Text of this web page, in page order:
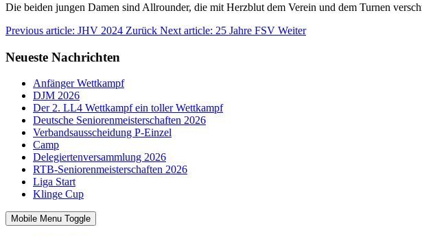
Die beiden jungen Damen sind Allrounder, die mit Herzblut dem Verein und dem Turnen
Previous article: JHV 2024 Zurück Next article: 25 Jahre FSV Weiter
Neueste Nachrichten
Anfänger Wettkampf
DJM 2026
Der 2. LL4 Wettkampf ein toller Wettkampf
Deutsche Seniorenmeisterschaften 2026
Verbandsausscheidung P-Einzel
Camp
Delegiertenversammlung 2026
RTB-Seniorenmeisterschaften 2026
Liga Start
Klinge Cup
Mobile Menu Toggle